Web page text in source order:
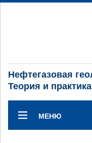
Нефтегазовая
Теория и практика
МЕНЮ